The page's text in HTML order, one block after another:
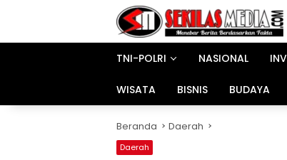
TNI-POLRI
NASIONAL
WISATA BISNIS BUDAYA
Beranda Daerah
Daerah